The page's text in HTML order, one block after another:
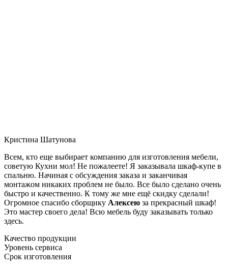
Кристина Шатунова
Всем, кто еще выбирает компанию для изготовления мебели,
советую Кухни мол! Не пожалеете! Я заказывала шкаф-купе в
спальню. Начиная с обсуждения заказа и заканчивая
монтажом никаких проблем не было. Все было сделано очень
быстро и качественно. К тому же мне ещё скидку сделали!
Огромное спасибо сборщику Алексею за прекрасный шкаф!
Это мастер своего дела! Всю мебель буду заказывать только
здесь.
Качество продукции
Уровень сервиса
Срок изготовления